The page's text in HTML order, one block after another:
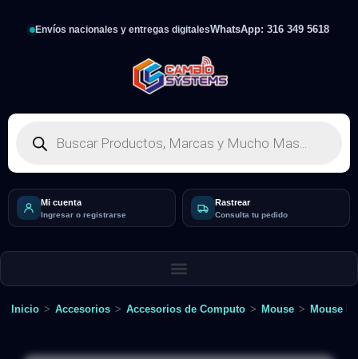
Envíos nacionales y entregas digitalesWhatsApp: 316 349 5618
Mi cuenta
Ingresar o registrarse
Rastrear
Consulta tu pedido
Inicio > Accesorios > Accesorios de Computo > Mouse > Mouse